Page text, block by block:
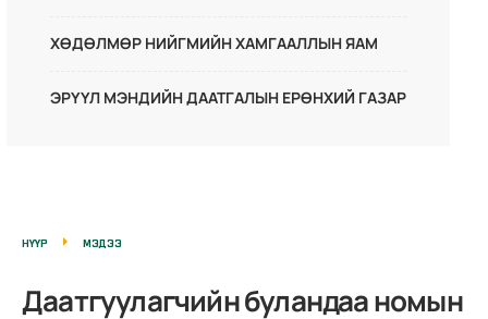
ХӨДӨЛМӨР НИЙГМИЙН ХАМГААЛЛЫН ЯАМ
ЭРҮҮЛ МЭНДИЙН ДААТГАЛЫН ЕРӨНХИЙ ГАЗАР
НҮҮР МЭДЭЭ
Даатгуулагчийн буландаа номын